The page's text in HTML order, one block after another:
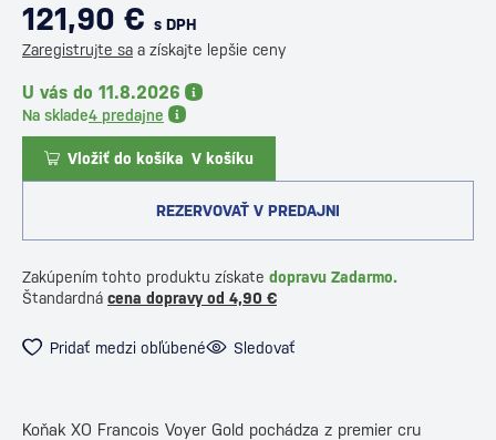
121,90 € s DPH
Zaregistrujte sa a získajte lepšie ceny
U vás do 11.8.2026
Na sklade4 predajne
Vložiť do košíka V košíku
REZERVOVAŤ V PREDAJNI
Zakúpením tohto produktu získate dopravu Zadarmo.
Štandardná cena dopravy od 4,90 €
Pridať medzi obľúbené Sledovať
Koňak XO Francois Voyer Gold pochádza z premier cru